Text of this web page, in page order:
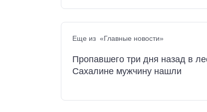
Еще из «Главные новости»
Пропавшего три дня назад в
Сахалине мужчину нашли